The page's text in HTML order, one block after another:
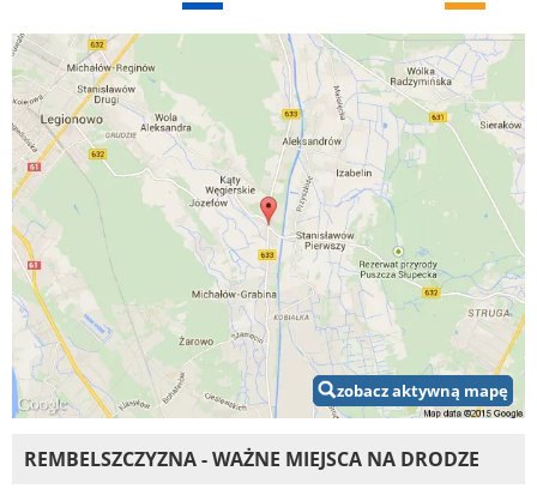
zobacz aktywną mapę
REMBELSZCZYZNA - WAŻNE MIEJSCA NA DRODZE